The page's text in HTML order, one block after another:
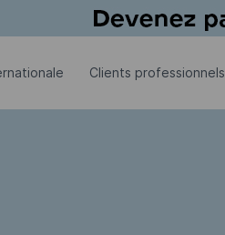
Clients professionnels